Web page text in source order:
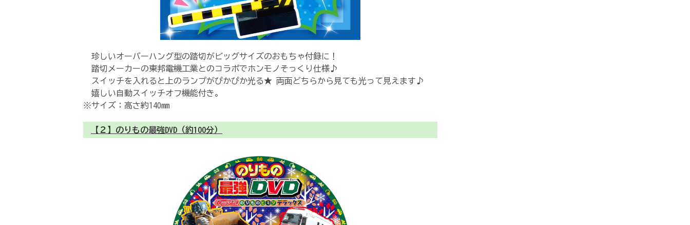
珍しいオーバーハング型の踏切がビッグサイズのおもちゃ付録に！
踏切メーカーの東邦電機工業とのコラボでホンモノそっくり仕様♪
スイッチを入れると上のランプがぴかぴか光る★ 両面どちらから見ても光って見えます♪
嬉しい自動スイッチオフ機能付き。
※サイズ：高さ約140mm
【２】のりもの最強DVD（約100分）